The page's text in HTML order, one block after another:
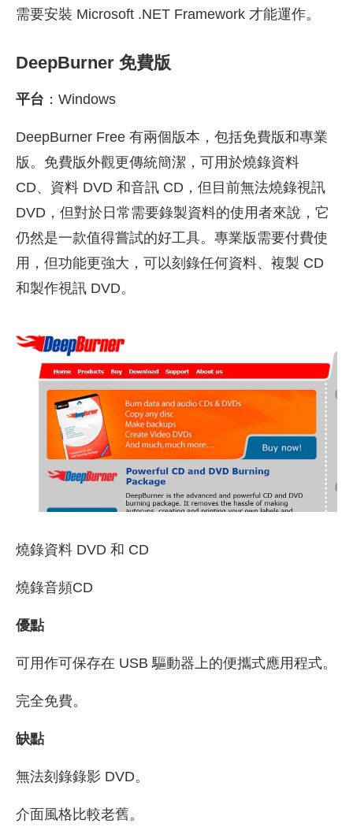
需要安裝 Microsoft .NET Framework 才能運作。
DeepBurner 免費版
平台 ：Windows
DeepBurner Free 有兩個版本，包括免費版和專業
版。免費版外觀更傳統簡潔，可用於燒錄資料
CD、資料 DVD 和音訊 CD，但目前無法燒錄視訊
DVD，但對於日常需要錄製資料的使用者來說，它
仍然是一款值得嘗試的好工具。專業版需要付費使
用，但功能更強大，可以刻錄任何資料、複製 CD
和製作視訊 DVD。
燒錄資料 DVD 和 CD
燒錄音頻CD
優點
可用作可保存在 USB 驅動器上的便攜式應用程式。
完全免費。
缺點
無法刻錄錄影 DVD。
介面風格比較老舊。